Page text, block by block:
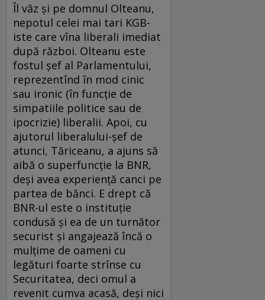
Îl văz și pe domnul Olteanu,
nepotul celei mai tari KGB-
iste care vîna liberali imediat
după război. Olteanu este
fostul șef al Parlamentului,
reprezentînd în mod cinic
sau ironic (în funcție de
simpatiile politice sau de
ipocrizie) liberalii. Apoi, cu
ajutorul liberalului-șef de
atunci, Tăriceanu, a ajuns să
aibă o superfuncție la BNR,
deși avea experiență canci pe
partea de bănci. E drept că
BNR-ul este o instituție
condusă și ea de un turnător
securist și angajează încă o
mulțime de oameni cu
legături foarte strînse cu
Securitatea, deci omul a
revenit cumva acasă, deși nici